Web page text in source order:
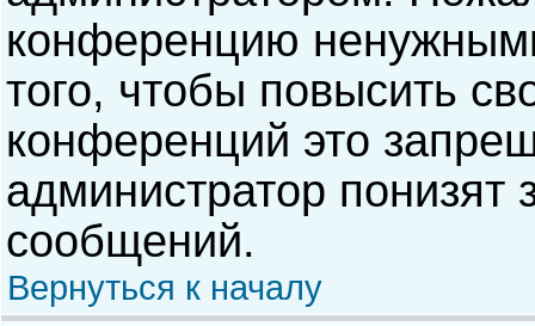
конференцию
того, чтобы повысить
конференций это
администратор понизят
сообщений.
Вернуться к началу